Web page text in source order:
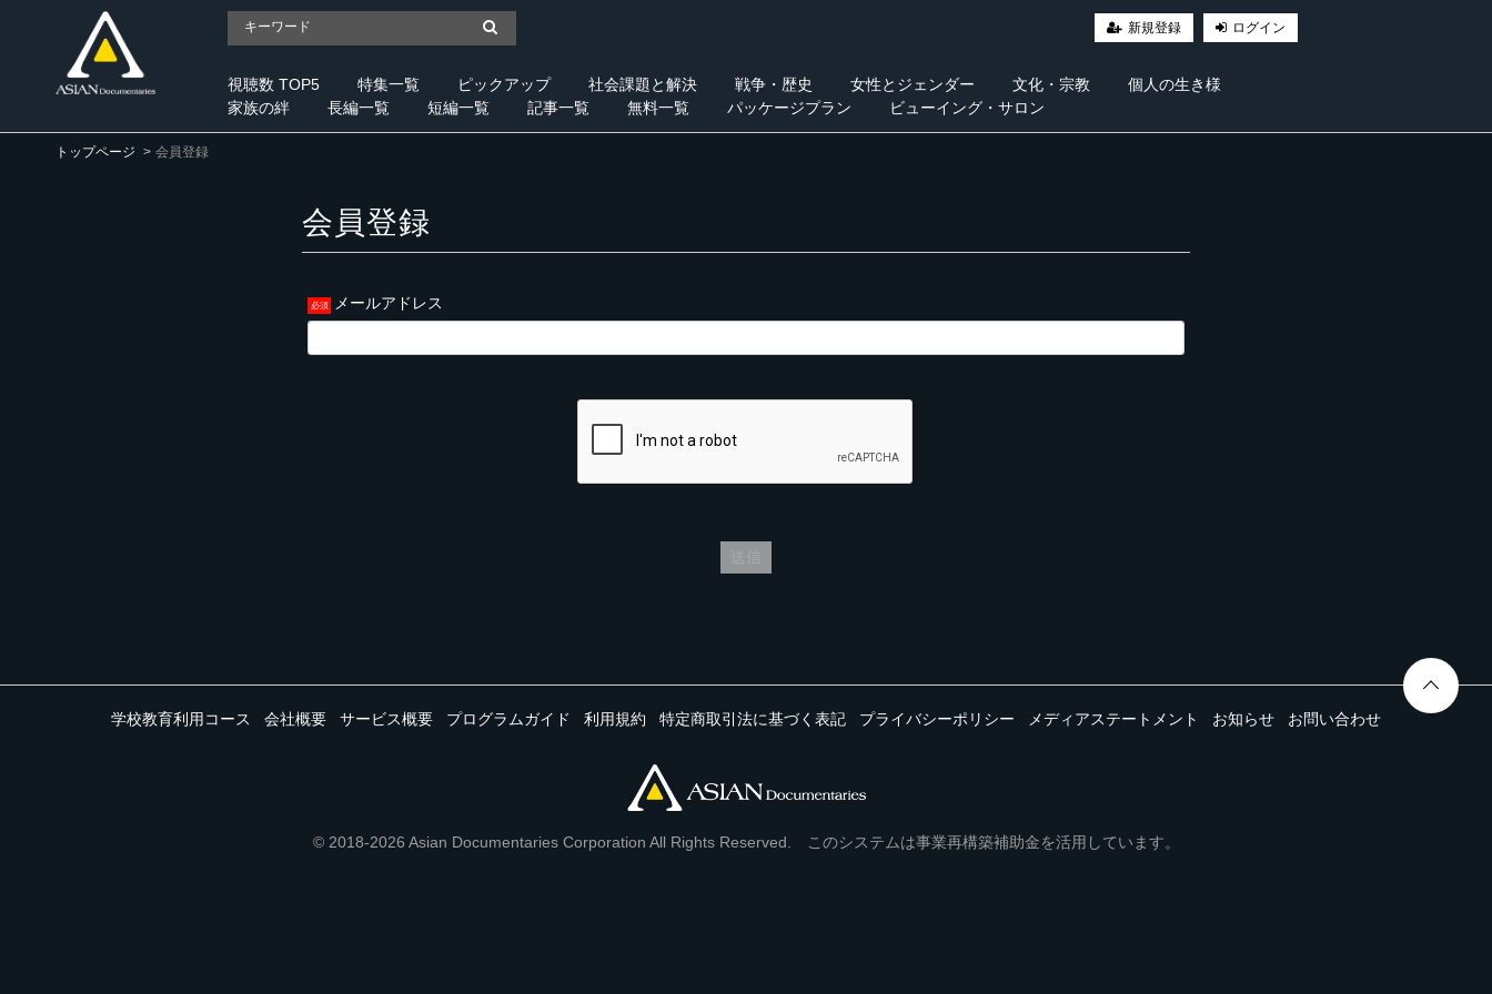
新規登録 ログイン
視聴数 TOP5 特集一覧 ピックアップ 社会課題と解決 戦争・歴史 女性とジェンダー 文化・宗教
個人の生き様
家族の絆
長編一覧 短編一覧 記事一覧 無料一覧 パッケージプラン ビューイング・サロン
トップページ 会員登録
会員登録
メールアドレス
学校教育利用コース 会社概要 サービス概要 プログラムガイド 利用規約 特定商取引法に基づく表記 プライバシーポリシー メディアステートメント お知らせ お問い合わせ
© 2018-2026 Asian Documentaries Corporation All Rights Reserved. このシステムは事業再構築補助金を活用しています。